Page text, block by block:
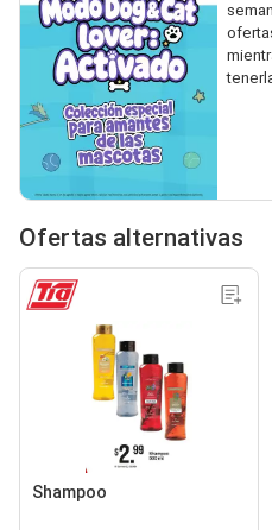
Ofertas alternativas
Shampoo